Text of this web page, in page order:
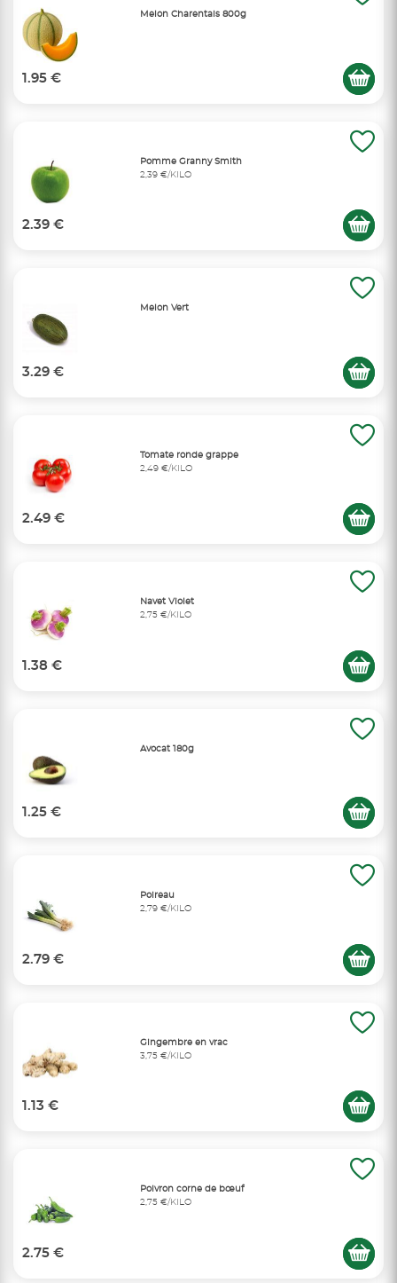
Melon Charentais 800g
1.95 €
Pomme Granny Smith
2,39 €/KILO
2.39 €
Melon Vert
3.29 €
Tomate ronde grappe
2,49 €/KILO
2.49 €
Navet Violet
2,75 €/KILO
1.38 €
Avocat 180g
1.25 €
Poireau
2,79 €/KILO
2.79 €
Gingembre en vrac
3,75 €/KILO
1.13 €
Poivron corne de bœuf
2,75 €/KILO
2.75 €